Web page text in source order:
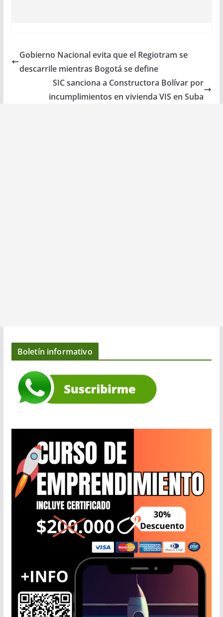
Gobierno Nacional evita que el Regiotram se
descarrile mientras Bogotá se define
SIC sanciona a Constructora Bolívar por
incumplimientos en vivienda VIS en Suba
Boletín informativo